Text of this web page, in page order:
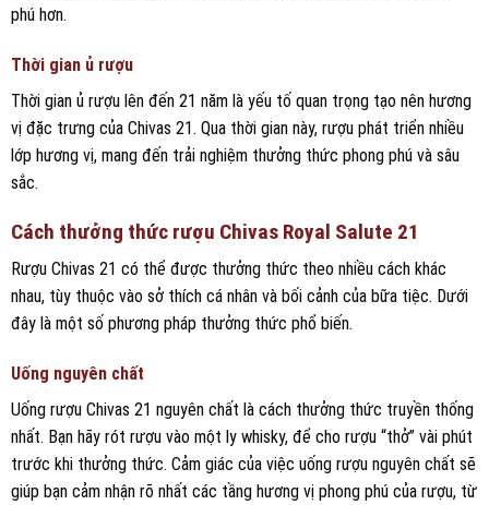
phú hơn.
Thời gian ủ rượu
Thời gian ủ rượu lên đến 21 năm là yếu tố quan trọng tạo nên hương
vị đặc trưng của Chivas 21. Qua thời gian này, rượu phát triển nhiều
lớp hương vị, mang đến trải nghiệm thưởng thức phong phú và sâu
sắc.
Cách thưởng thức rượu Chivas Royal Salute 21
Rượu Chivas 21 có thể được thưởng thức theo nhiều cách khác
nhau, tùy thuộc vào sở thích cá nhân và bối cảnh của bữa tiệc. Dưới
đây là một số phương pháp thưởng thức phổ biến.
Uống nguyên chất
Uống rượu Chivas 21 nguyên chất là cách thưởng thức truyền thống
nhất. Bạn hãy rót rượu vào một ly whisky, để cho rượu “thở” vài phút
trước khi thưởng thức. Cảm giác của việc uống rượu nguyên chất sẽ
giúp bạn cảm nhận rõ nhất các tầng hương vị phong phú của rượu, từ